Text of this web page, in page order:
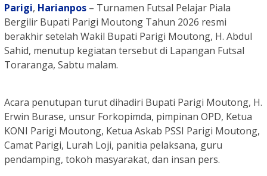
Parigi, Harianpos – Turnamen Futsal Pelajar Piala
Bergilir Bupati Parigi Moutong Tahun 2026 resmi
berakhir setelah Wakil Bupati Parigi Moutong, H. Abdul
Sahid, menutup kegiatan tersebut di Lapangan Futsal
Toraranga, Sabtu malam.
Acara penutupan turut dihadiri Bupati Parigi Moutong, H.
Erwin Burase, unsur Forkopimda, pimpinan OPD, Ketua
KONI Parigi Moutong, Ketua Askab PSSI Parigi Moutong,
Camat Parigi, Lurah Loji, panitia pelaksana, guru
pendamping, tokoh masyarakat, dan insan pers.